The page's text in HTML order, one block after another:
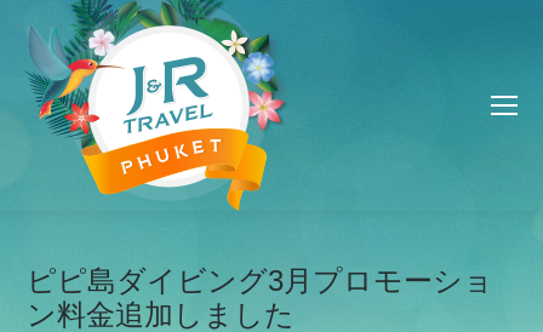
ピピ島ダイビング3月プロモーショ
ン料金追加しました